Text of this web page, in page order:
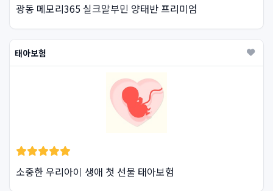
광동 메모리365 실크알부민 양태반 프리미엄
태아보험
소중한 우리아이 생애 첫 선물 태아보험